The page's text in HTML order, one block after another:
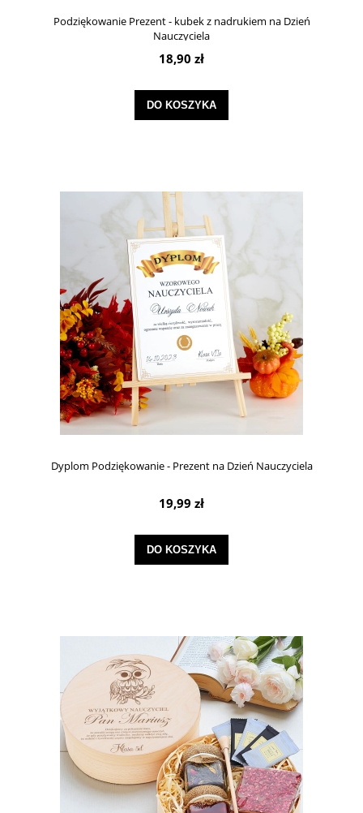
Podziękowanie Prezent - kubek z nadrukiem na Dzień
Nauczyciela
18,90 zł
DO KOSZYKA
Dyplom Podziękowanie - Prezent na Dzień Nauczyciela
19,99 zł
DO KOSZYKA